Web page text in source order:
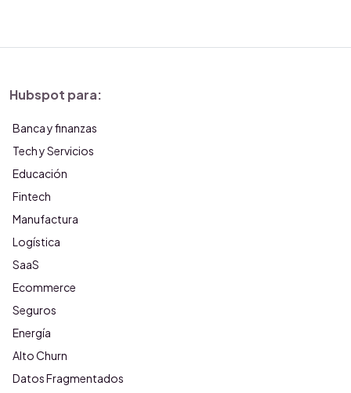
Hubspot para:
Banca y finanzas
Tech y Servicios
Educación
Fintech
Manufactura
Logística
SaaS
Ecommerce
Seguros
Energía
Alto Churn
Datos Fragmentados